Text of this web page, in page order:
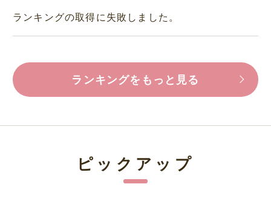
ランキングの取得に失敗しました。
ランキングをもっと見る
ピックアップ